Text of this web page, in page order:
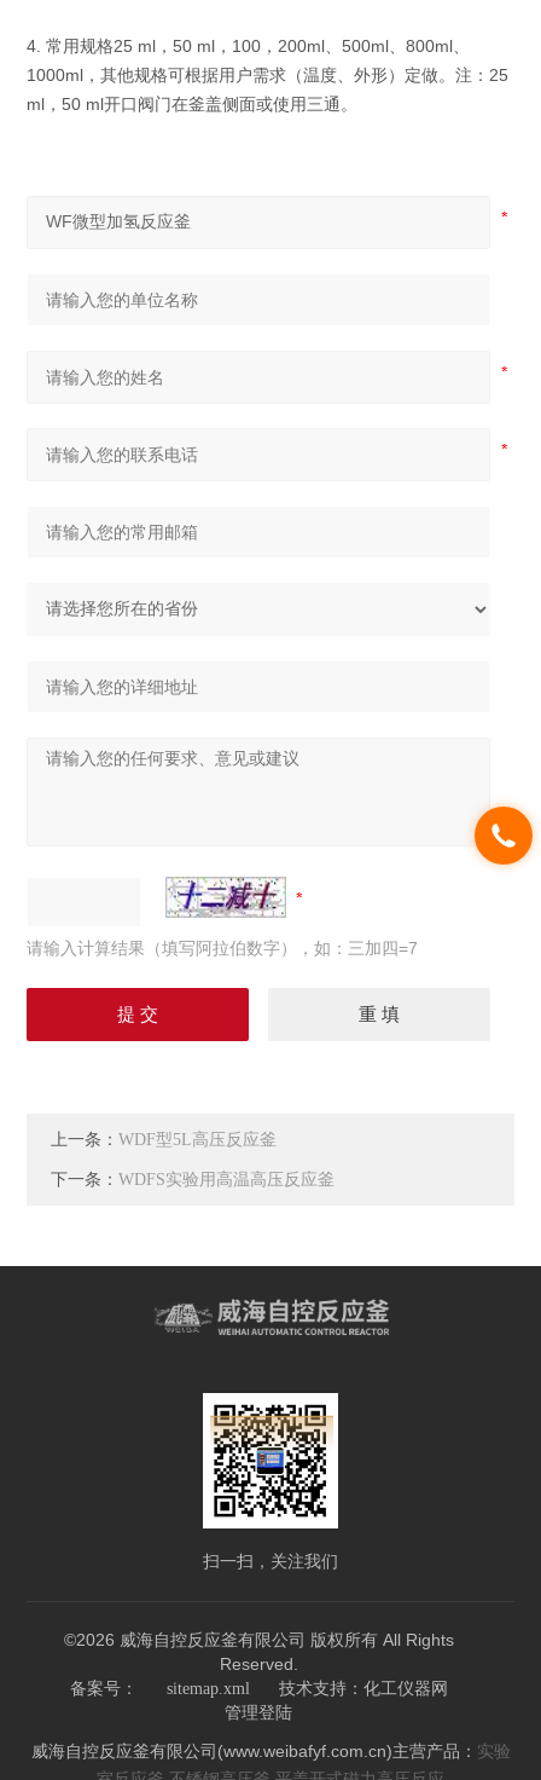
4. 常用规格25 ml，50 ml，100，200ml、500ml、800ml、
1000ml，其他规格可根据用户需求（温度、外形）定做。注：25
ml，50 ml开口阀门在釜盖侧面或使用三通。
请输入计算结果（填写阿拉伯数字），如：三加四=7
上一条：WDF型5L高压反应釜
下一条：WDFS实验用高温高压反应釜
扫一扫，关注我们
©2026 威海自控反应釜有限公司 版权所有 All Rights
Reserved.
备案号： sitemap.xml 技术支持： 化工仪器网
管理登陆
威海自控反应釜有限公司(www.weibafyf.com.cn)主营产品： 实验